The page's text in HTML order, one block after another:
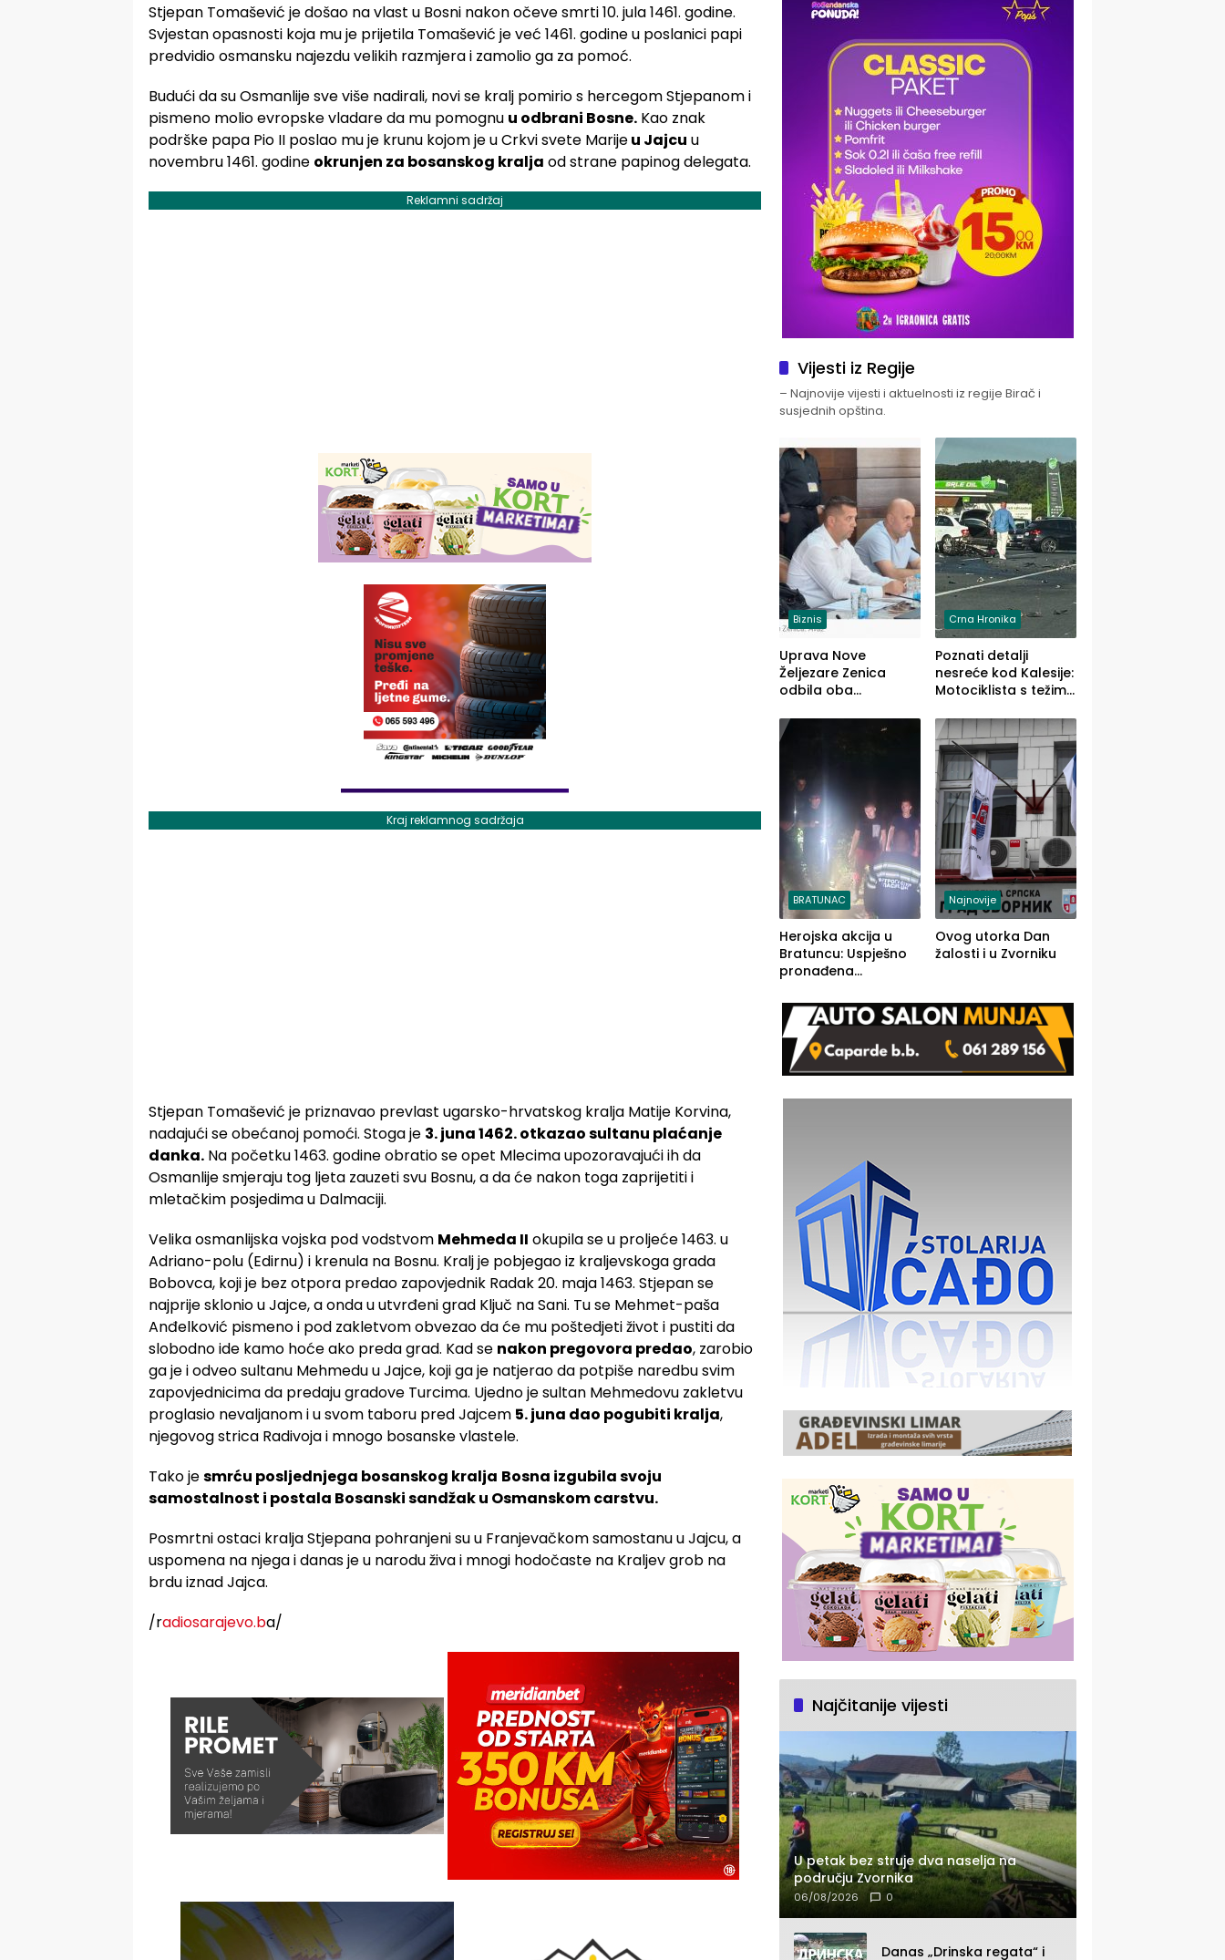
Stjepan Tomašević je došao na vlast u Bosni nakon očeve smrti 10. jula 1461. godine.
Svjestan opasnosti koja mu je prijetila Tomašević je već 1461. godine u poslanici papi
predvidio osmansku najezdu velikih razmjera i zamolio ga za pomoć.
Budući da su Osmanlije sve više nadirali, novi se kralj pomirio s hercegom Stjepanom i
pismeno molio evropske vladare da mu pomognu u odbrani Bosne. Kao znak
podrške papa Pio II poslao mu je krunu kojom je u Crkvi svete Marijeu Jajcu u
novembru 1461. godine okrunjen za bosanskog kralja od strane papinog delegata.
Reklamni sadržaj
Kraj reklamnog sadržaja
Stjepan Tomašević je priznavao prevlast ugarsko-hrvatskog kralja Matije Korvina,
nadajući se obećanoj pomoći. Stoga je 3. juna 1462. otkazao sultanu plaćanje
danka. Na početku 1463. godine obratio se opet Mlecima upozoravajući ih da
Osmanlije smjeraju tog ljeta zauzeti svu Bosnu, a da će nakon toga zaprijetiti i
mletačkim posjedima u Dalmaciji.
Velika osmanlijska vojska pod vodstvom Mehmeda II okupila se u proljeće 1463. u
Adriano-polu (Edirnu) i krenula na Bosnu. Kralj je pobjegao iz kraljevskoga grada
Bobovca, koji je bez otpora predao zapovjednik Radak 20. maja 1463. Stjepan se
najprije sklonio u Jajce, a onda u utvrđeni grad Ključ na Sani. Tu se Mehmet-paša
Anđelković pismeno i pod zakletvom obvezao da će mu poštedjeti život i pustiti da
slobodno ide kamo hoće ako preda grad. Kad se nakon pregovora predao, zarobio
ga je i odveo sultanu Mehmedu u Jajce, koji ga je natjerao da potpiše naredbu svim
zapovjednicima da predaju gradove Turcima. Ujedno je sultan Mehmedovu zakletvu
proglasio nevaljanom i u svom taboru pred Jajcem 5. juna dao pogubiti kralja,
njegovog strica Radivoja i mnogo bosanske vlastele.
Tako jesmrću posljednjega bosanskog kralja Bosna izgubila svoju
samostalnost i postala Bosanski sandžak u Osmanskom carstvu.
Posmrtni ostaci kralja Stjepana pohranjeni su u Franjevačkom samostanu u Jajcu, a
uspomena na njega i danas je u narodu živa i mnogi hodočaste na Kraljev grob na
brdu iznad Jajca.
/radiosarajevo.ba/
Vijesti iz Regije
– Najnovije vijesti i aktuelnosti iz regije Birač i
susjednih opština.
Biznis
Uprava Nove
Željezare Zenica
odbila oba
FBiH: Ustrajni da je
stečaj jedino rješenje
Crna Hronika
Poznati detalji
nesreće kod Kalesije:
Motociklista s težim,
lakšim povredama
BRATUNAC
Herojska akcija u
Bratuncu: Uspješno
pronađena
a Ivanka Lazić,
rodom iz Kravice.
Najnovije
Ovog utorka Dan
žalosti i u Zvorniku
Najčitanije vijesti
U petak bez struje dva naselja na
području Zvornika
06/08/2026 0
Danas „Drinska regata“ i